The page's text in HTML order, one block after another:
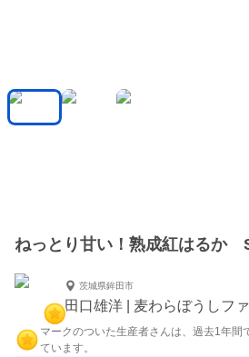
ねっとり甘い！熟成紅はるか
茨城県鉾田市
田口雄洋 | 麦わらぼうしフ
マークのついた生産者さんは、過去1年間
ています。